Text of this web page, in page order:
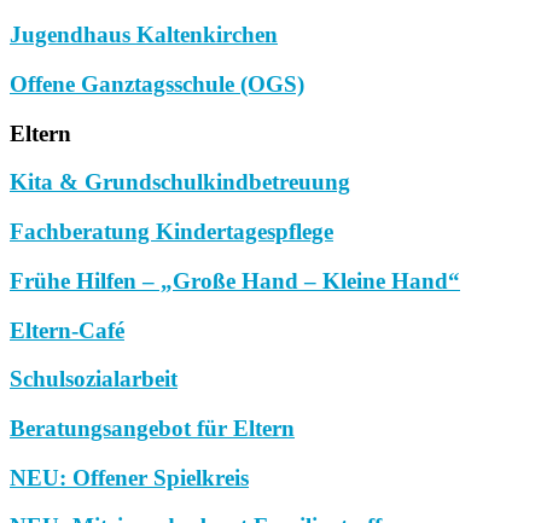
Jugendhaus Kaltenkirchen
Offene Ganztagsschule (OGS)
Eltern
Kita & Grundschulkindbetreuung
Fachberatung Kindertagespflege
Frühe Hilfen – „Große Hand – Kleine Hand“
Eltern-Café
Schulsozialarbeit
Beratungsangebot für Eltern
NEU: Offener Spielkreis